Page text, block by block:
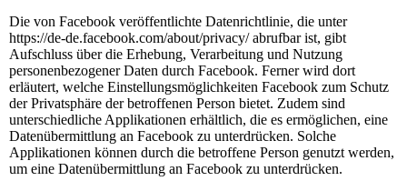
Die von Facebook veröffentlichte Datenrichtlinie, die unter
https://de-de.facebook.com/about/privacy/ abrufbar ist, gibt
Aufschluss über die Erhebung, Verarbeitung und Nutzung
personenbezogener Daten durch Facebook. Ferner wird dort
erläutert, welche Einstellungsmöglichkeiten Facebook zum Schutz
der Privatsphäre der betroffenen Person bietet. Zudem sind
unterschiedliche Applikationen erhältlich, die es ermöglichen, eine
Datenübermittlung an Facebook zu unterdrücken. Solche
Applikationen können durch die betroffene Person genutzt werden,
um eine Datenübermittlung an Facebook zu unterdrücken.